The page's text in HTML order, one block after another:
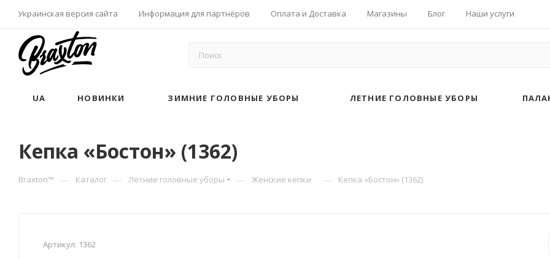
Украинская версия сайта Информация для партнёров Оплата и Доставка Магазины Блог Наши услуги
UA НОВИНКИ ЗИМНИЕ ГОЛОВНЫЕ УБОРЫ ЛЕТНИЕ ГОЛОВНЫЕ УБОРЫ
Кепка «Бостон» (1362)
Braxton™ — Каталог — Летние головные уборы — Женские кепки — Кепка «Бостон» (1362)
Артикул: 1362